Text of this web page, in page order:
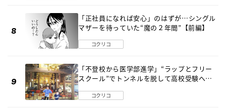
「正社員になれば安心」のはずが…シングル
マザーを待っていた“魔の２年間”【前編】
コクリコ
「不登校から医学部進学」“ラップとフリー
スクール”でトンネルを脱して高校受験へ
コクリコ